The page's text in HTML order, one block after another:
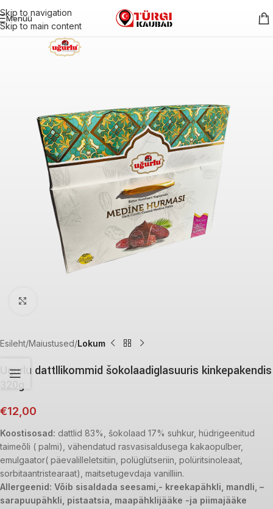
Skip to navigation
Skip to main content
Menüü
Esileht Maiustused Lokum
Ugurlu dattllikommid šokolaadiglasuuris kinkepakendis
320g
€12,00
Koostisosad: dattlid 83%, šokolaad 17% suhkur, hüdrigeenitud
taimeõli ( palmi), vähendatud rasvasisaldusega kakaopulber,
emulgaator( päevalilleletsitiin, polüglütseriin, polüritsinoleaat,
sorbitaantristearaat), maitsetugevdaja vanilliin.
Allergeenid: Võib sisaldada seesami,- kreekapähkli, mandli, –
sarapuupähkli, pistaatsia, maapähklijääke -ja piimajääke